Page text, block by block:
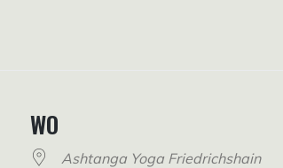
WO
Ashtanga Yoga Friedrichshain